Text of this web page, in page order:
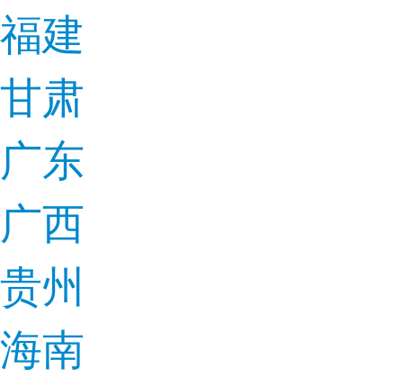
福建
甘肃
广东
广西
贵州
海南